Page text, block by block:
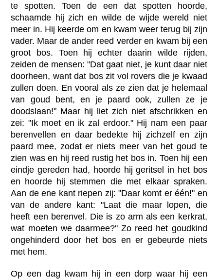
te spotten. Toen de een dat spotten hoorde,
schaamde hij zich en wilde de wijde wereld niet
meer in. Hij keerde om en kwam weer terug bij zijn
vader. Maar de ander reed verder en kwam bij een
groot bos. Toen hij echter daarin wilde rijden,
zeiden de mensen: "Dat gaat niet, je kunt daar niet
doorheen, want dat bos zit vol rovers die je kwaad
zullen doen. En vooral als ze zien dat je helemaal
van goud bent, en je paard ook, zullen ze je
doodslaan!" Maar hij liet zich niet afschrikken en
zei: "Ik moet en ik zal erdoor." Hij nam een paar
berenvellen en daar bedekte hij zichzelf en zijn
paard mee, zodat er niets meer van het goud te
zien was en hij reed rustig het bos in. Toen hij een
eindje gereden had, hoorde hij geritsel in het bos
en hoorde hij stemmen die met elkaar spraken.
Aan de ene kant riepen zij: "Daar komt er één!" en
van de andere kant: "Laat die maar lopen, die
heeft een berenvel. Die is zo arm als een kerkrat,
wat moeten we daarmee?" Zo reed het goudkind
ongehinderd door het bos en er gebeurde niets
met hem.
Op een dag kwam hij in een dorp waar hij een